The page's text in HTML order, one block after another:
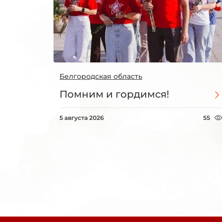
Белгородская область
Помним и гордимся!
5 августа 2026 55